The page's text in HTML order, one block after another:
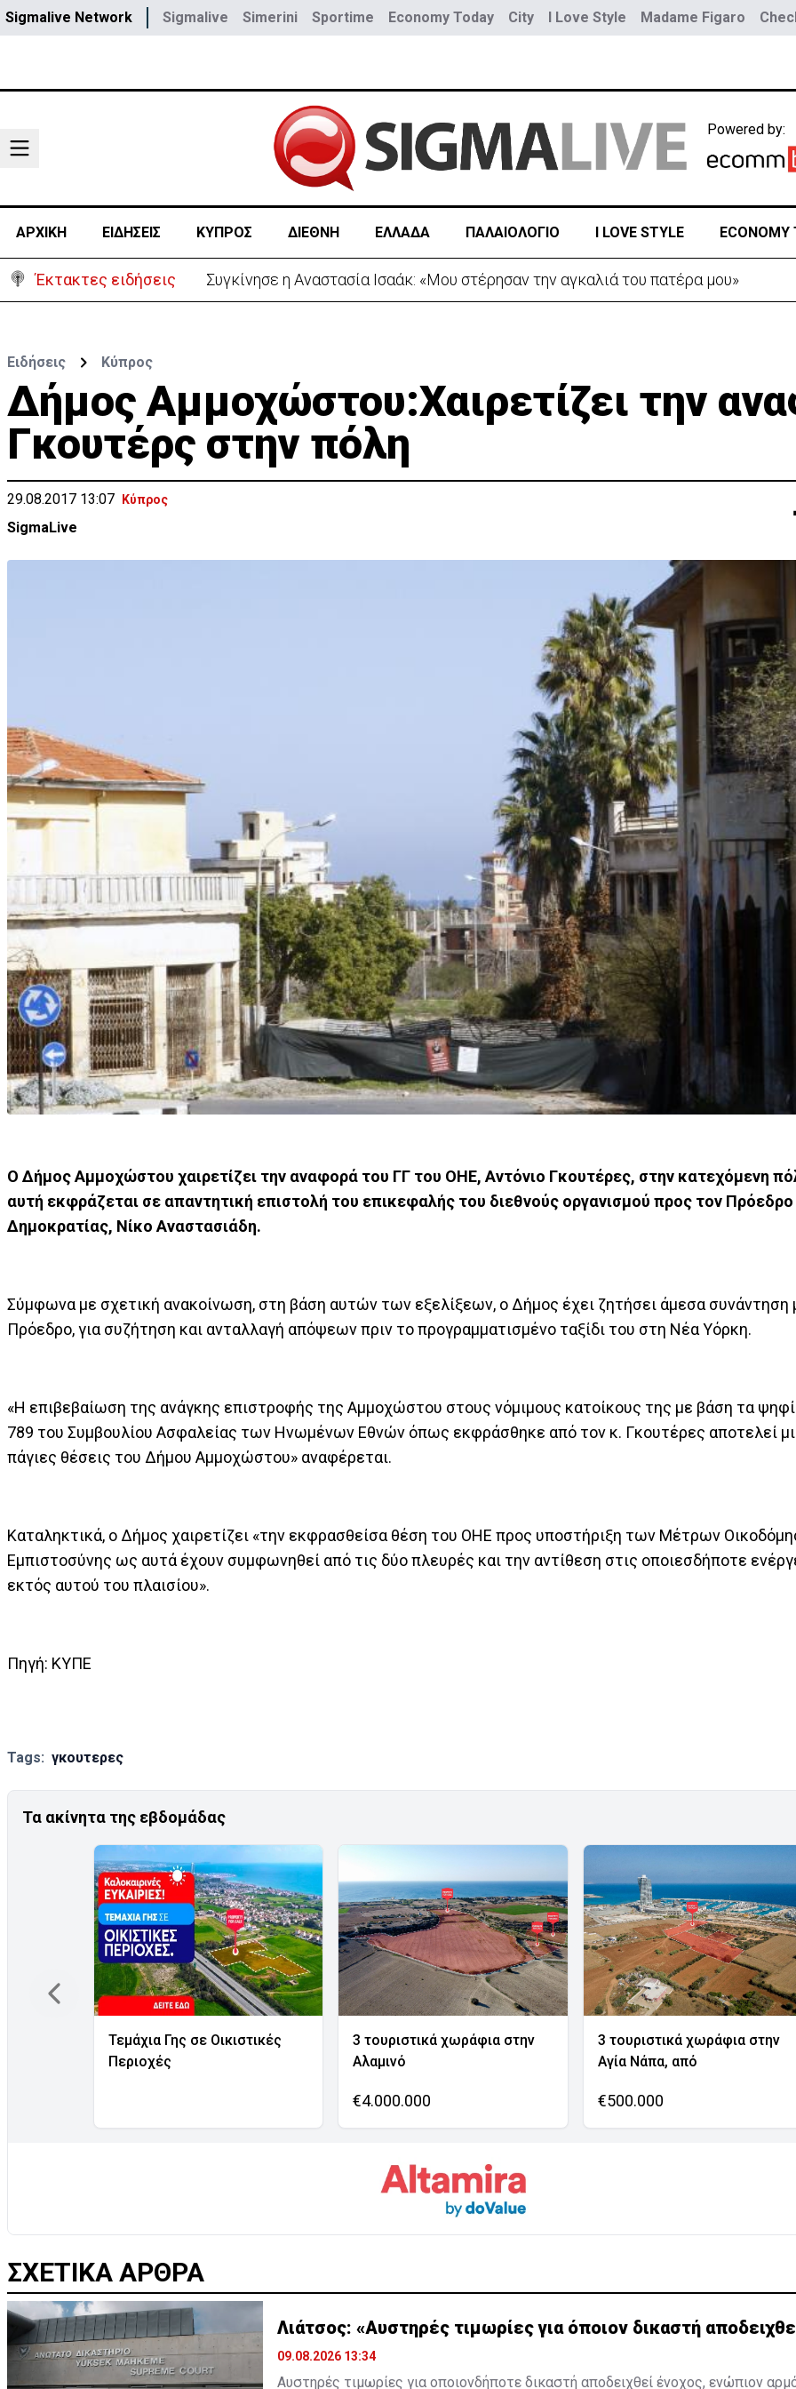
Sigmalive Network Sigmalive Simerini Sportime Economy Today City I Love Style Madame Figaro
Powered by:
ΑΡΧΙΚΗ ΕΙΔΗΣΕΙΣ ΚΥΠΡΟΣ ΔΙΕΘΝΗ ΕΛΛΑΔΑ ΠΑΛΑΙΟΛΟΓΙΟ I LOVE STYLE ECONOMY
Έκτακτες ειδήσεις Μεγάλο πακέτο όπλων από Τουρκία προς Ουκρανία -Κίνηση με μήνυμα προς Μόσχα;
Ειδήσεις Κύπρος
Δήμος Αμμοχώστου:Χαιρετίζει την
Γκουτέρς στην πόλη
29.08.2017 13:07 Κύπρος
SigmaLive
Ο Δήμος Αμμοχώστου χαιρετίζει την αναφορά του ΓΓ του ΟΗΕ, Αντόνιο Γκουτέρες, στην κατεχόμενη
αυτή εκφράζεται σε απαντητική επιστολή του επικεφαλής του διεθνούς οργανισμού προς τον Πρόεδρο
Δημοκρατίας, Νίκο Αναστασιάδη.
Σύμφωνα με σχετική ανακοίνωση, στη βάση αυτών των εξελίξεων, ο Δήμος έχει ζητήσει άμεσα συνάντηση
Πρόεδρο, για συζήτηση και ανταλλαγή απόψεων πριν το προγραμματισμένο ταξίδι του στη Νέα Υόρκη.
«Η επιβεβαίωση της ανάγκης επιστροφής της Αμμοχώστου στους νόμιμους κατοίκους της με βάση τα
789 του Συμβουλίου Ασφαλείας των Ηνωμένων Εθνών όπως εκφράσθηκε από τον κ. Γκουτέρες αποτελεί
πάγιες θέσεις του Δήμου Αμμοχώστου» αναφέρεται.
Καταληκτικά, ο Δήμος χαιρετίζει «την εκφρασθείσα θέση του ΟΗΕ προς υποστήριξη των Μέτρων
Εμπιστοσύνης ως αυτά έχουν συμφωνηθεί από τις δύο πλευρές και την αντίθεση στις οποιεσδήποτε
εκτός αυτού του πλαισίου».
Πηγή: ΚΥΠΕ
Tags: γκουτερες
Τα ακίνητα της εβδομάδας
Τεμάχια Γης σε Οικιστικές
Περιοχές
3 τουριστικά χωράφια στην
Αλαμινό
€4.000.000
3 τουριστικά χωράφια στην
Αγία Νάπα, από
€500.000
ΣΧΕΤΙΚΑ ΑΡΘΡΑ
Λιάτσος: «Αυστηρές τιμωρίες για όποιον δικαστή
09.08.2026 13:34
Αυστηρές τιμωρίες για οποιονδήποτε δικαστή αποδειχθεί ένοχος, ενώπιον